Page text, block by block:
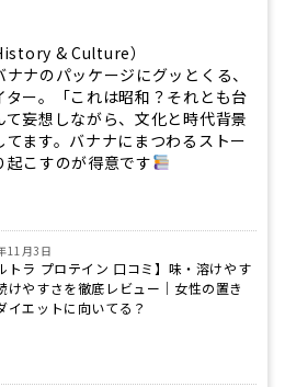
& Culture）
ナナのパッケージにグッとくる、
ター。「これは昭和？それとも台
て妄想しながら、文化と時代背景
てます。バナナにまつわるストー
起こすのが得意です
11月3日
トラ プロテイン 口コミ】味・溶けやす
けやすさを徹底レビュー｜女性の置き
イエットに向いてる？